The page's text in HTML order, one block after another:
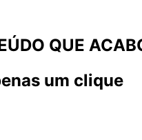
QUE
um clique